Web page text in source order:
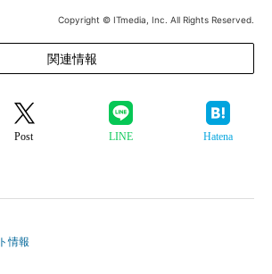
Copyright © ITmedia, Inc. All Rights Reserved.
関連情報
Post LINE Hatena
情報